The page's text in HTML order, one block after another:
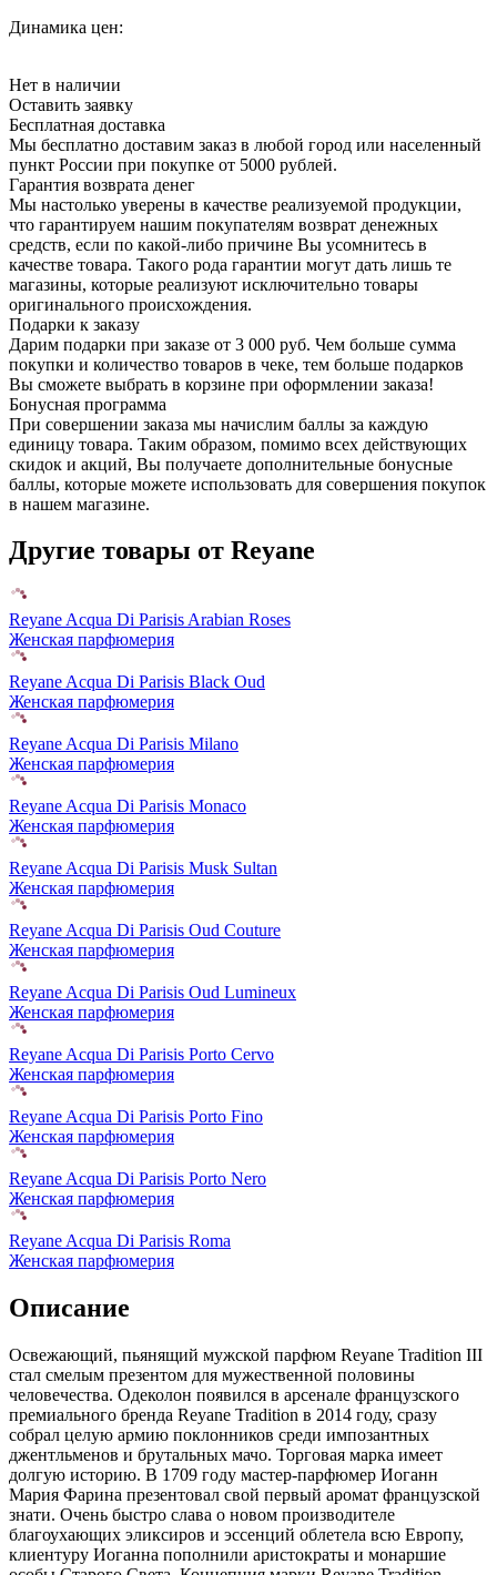
Динамика цен:
Нет в наличии
Оставить заявку
Бесплатная доставка
Мы бесплатно доставим заказ в любой город или населенный
пункт России при покупке от 5000 рублей.
Гарантия возврата денег
Мы настолько уверены в качестве реализуемой продукции,
что гарантируем нашим покупателям возврат денежных
средств, если по какой-либо причине Вы усомнитесь в
качестве товара. Такого рода гарантии могут дать лишь те
магазины, которые реализуют исключительно товары
оригинального происхождения.
Подарки к заказу
Дарим подарки при заказе от 3 000 руб. Чем больше сумма
покупки и количество товаров в чеке, тем больше подарков
Вы сможете выбрать в корзине при оформлении заказа!
Бонусная программа
При совершении заказа мы начислим баллы за каждую
единицу товара. Таким образом, помимо всех действующих
скидок и акций, Вы получаете дополнительные бонусные
баллы, которые можете использовать для совершения покупок
в нашем магазине.
Другие товары от Reyane
Reyane Acqua Di Parisis Arabian Roses
Женская парфюмерия
Reyane Acqua Di Parisis Black Oud
Женская парфюмерия
Reyane Acqua Di Parisis Milano
Женская парфюмерия
Reyane Acqua Di Parisis Monaco
Женская парфюмерия
Reyane Acqua Di Parisis Musk Sultan
Женская парфюмерия
Reyane Acqua Di Parisis Oud Couture
Женская парфюмерия
Reyane Acqua Di Parisis Oud Lumineux
Женская парфюмерия
Reyane Acqua Di Parisis Porto Cervo
Женская парфюмерия
Reyane Acqua Di Parisis Porto Fino
Женская парфюмерия
Reyane Acqua Di Parisis Porto Nero
Женская парфюмерия
Reyane Acqua Di Parisis Roma
Женская парфюмерия
Описание
Освежающий, пьянящий мужской парфюм Reyane Tradition III
стал смелым презентом для мужественной половины
человечества. Одеколон появился в арсенале французского
премиального бренда Reyane Tradition в 2014 году, сразу
собрал целую армию поклонников среди импозантных
джентльменов и брутальных мачо. Торговая марка имеет
долгую историю. В 1709 году мастер-парфюмер Иоганн
Мария Фарина презентовал свой первый аромат французской
знати. Очень быстро слава о новом производителе
благоухающих эликсиров и эссенций облетела всю Европу,
клиентуру Иоганна пополнили аристократы и монаршие